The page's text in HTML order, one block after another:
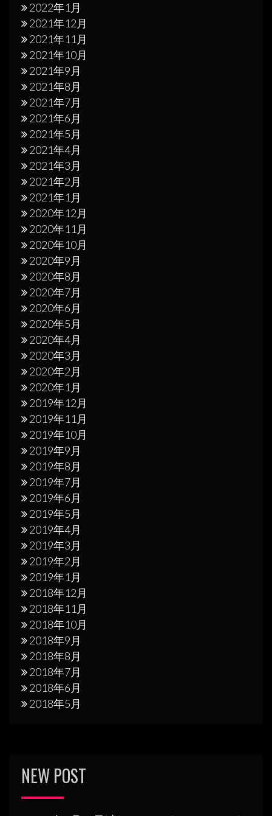
2022年1月
2021年12月
2021年11月
2021年10月
2021年9月
2021年8月
2021年7月
2021年6月
2021年5月
2021年4月
2021年3月
2021年2月
2021年1月
2020年12月
2020年11月
2020年10月
2020年9月
2020年8月
2020年7月
2020年6月
2020年5月
2020年4月
2020年3月
2020年2月
2020年1月
2019年12月
2019年11月
2019年10月
2019年9月
2019年8月
2019年7月
2019年6月
2019年5月
2019年4月
2019年3月
2019年2月
2019年1月
2018年12月
2018年11月
2018年10月
2018年9月
2018年8月
2018年7月
2018年6月
2018年5月
NEW POST